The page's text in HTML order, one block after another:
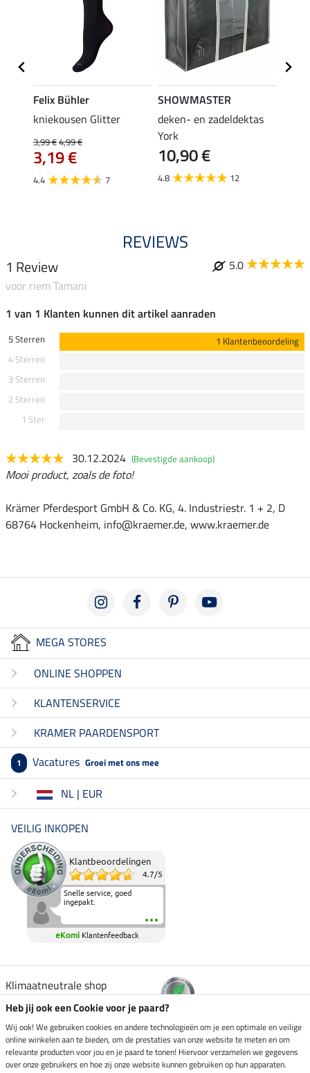
Felix Bühler
kniekousen Glitter
3,99 €4,99 €
3,19 €
4.4 7
SHOWMASTER
deken- en zadeldektas
York
10,90 €
4.8 12
REVIEWS
1 Review
5.0
voor riem Tamani
1 van 1 Klanten kunnen dit artikel aanraden
5 Sterren
1 Klantenbeoordeling
4 Sterren
3 Sterren
2 Sterren
1 Ster
30.12.2024 (Bevestigde aankoop)
Mooi product, zoals de foto!
Krämer Pferdesport GmbH & Co. KG, 4. Industriestr. 1 + 2, D
68764 Hockenheim, info@kraemer.de, www.kraemer.de
MEGA STORES
ONLINE SHOPPEN
KLANTENSERVICE
KRAMER PAARDENSPORT
1 Vacatures Groei met ons mee
NL | EUR
VEILIG INKOPEN
Klantbeoordelingen
4.7/5
Snelle service, goed
ingepakt.
eKomi Klantenfeedback
Klimaatneutrale shop
Verzending per
Heb jij ook een Cookie voor je paard?
Wij ook! We gebruiken cookies en andere technologieën om je een optimale en veilige
online winkelen aan te bieden, om de prestaties van onze website te meten en om
relevante producten voor jou en je paard te tonen! Hiervoor verzamelen we gegevens
over onze gebruikers en hoe zij onze website kunnen gebruiken op hun apparaten.